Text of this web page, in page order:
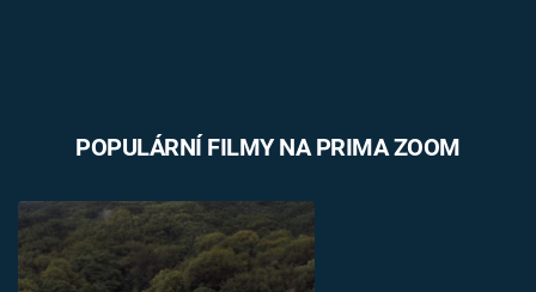
POPULÁRNÍ FILMY NA PRIMA ZOOM